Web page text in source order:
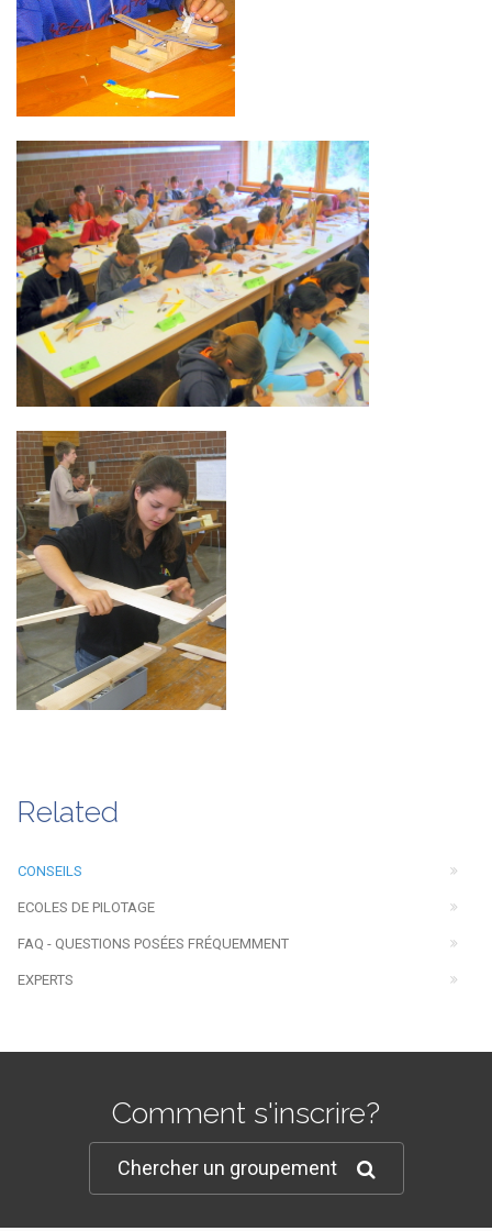
Related
CONSEILS
ECOLES DE PILOTAGE
FAQ - QUESTIONS POSÉES FRÉQUEMMENT
EXPERTS
Comment s'inscrire?
Chercher un groupement